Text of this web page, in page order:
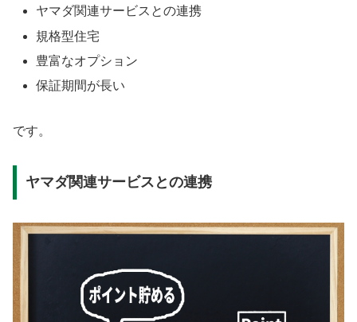
ヤマダ関連サービスとの連携
規格型住宅
豊富なオプション
保証期間が長い
です。
ヤマダ関連サービスとの連携